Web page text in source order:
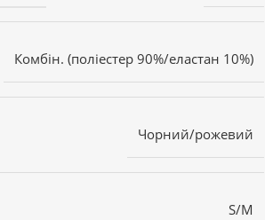
Комбін. (поліестер 90%/еластан 10%)
Чорний/рожевий
S/M